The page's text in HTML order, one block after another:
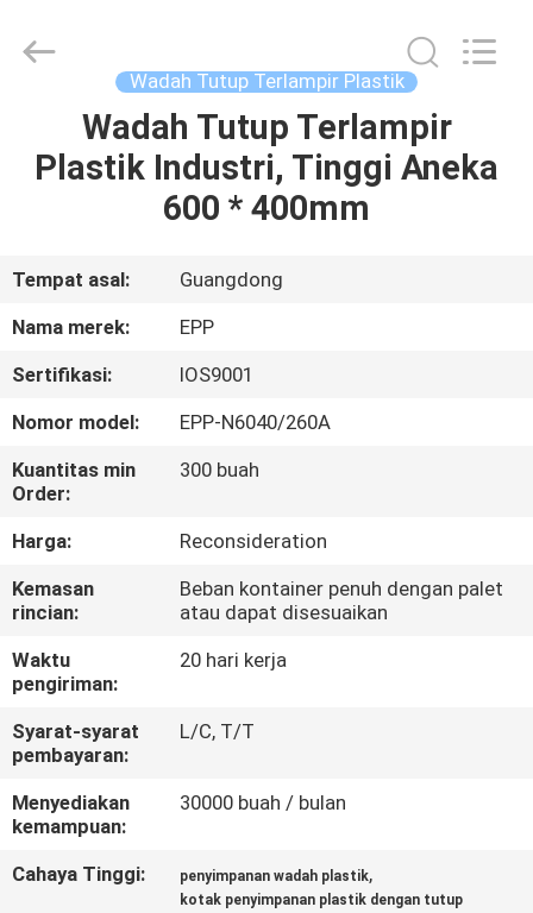
RUMAH
TENTANG
KITA
TUR
PABRIK
KONTROL
KUALITAS
HUBUNGI
KAMI
MINTA
HARGA
2017
Handing
Co.,Ltd..
Wadah Tutup Terlampir Plastik
Wadah Tutup Terlampir
Plastik Industri, Tinggi Aneka
600 * 400mm
Tempat asal:
Guangdong
Nama merek:
EPP
Sertifikasi:
IOS9001
Nomor model:
EPP-N6040/260A
Kuantitas min
Order:
300 buah
Harga:
Reconsideration
Kemasan
rincian:
Beban kontainer penuh dengan palet
atau dapat disesuaikan
Waktu
pengiriman:
20 hari kerja
Syarat-syarat
pembayaran:
L/C, T/T
Menyediakan
kemampuan:
30000 buah / bulan
Cahaya Tinggi: penyimpanan wadah plastik,
kotak penyimpanan plastik dengan tutup